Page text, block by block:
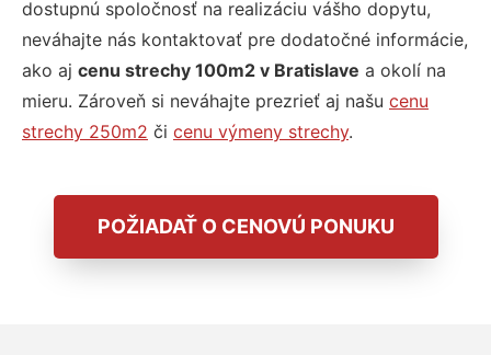
dostupnú spoločnosť na realizáciu vášho dopytu,
neváhajte nás kontaktovať pre dodatočné informácie,
ako aj cenu strechy 100m2 v Bratislave a okolí na
mieru. Zároveň si neváhajte prezrieť aj našu cenu
strechy 250m2 či cenu výmeny strechy.
POŽIADAŤ O CENOVÚ PONUKU